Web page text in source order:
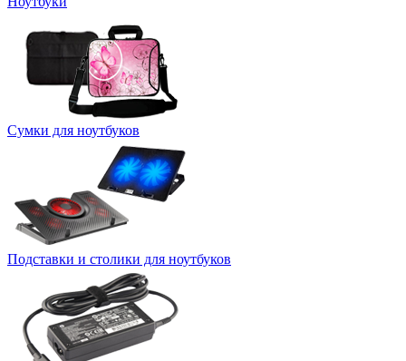
Сумки для ноутбуков
Подставки и столики для ноутбуков